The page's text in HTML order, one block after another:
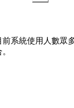
系統使用人數眾